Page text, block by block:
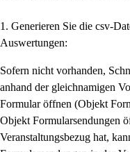
1. Generieren Sie die csv-
Auswertungen:
Sofern nicht vorhanden,
anhand der gleichnamigen
Formular öffnen (Objekt
Objekt Formularsendungen
Veranstaltungsbezug hat,